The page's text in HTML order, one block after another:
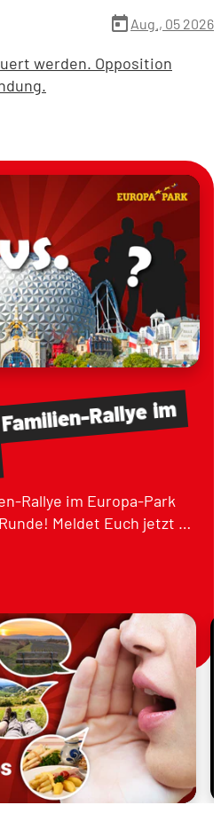
today Aug., 05 2026
werden. Opposition
Familien-Rallyeim
Rallye im Europa-Park
Meldet Euch jetzt …